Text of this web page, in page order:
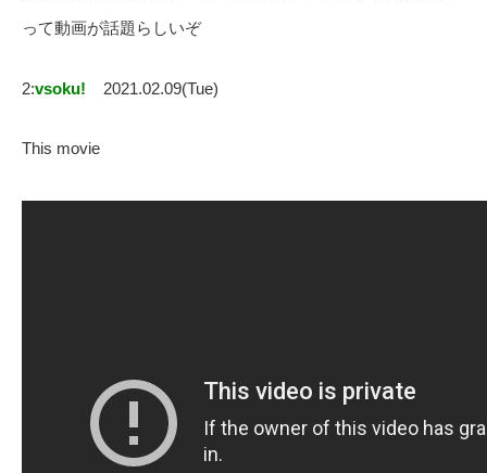
って動画が話題らしいぞ
2:vsoku! 2021.02.09(Tue)
This movie